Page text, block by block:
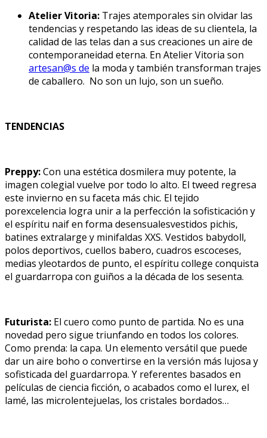
Atelier Vitoria: Trajes atemporales sin olvidar las
tendencias y respetando las ideas de su clientela, la
calidad de las telas dan a sus creaciones un aire de
contemporaneidad eterna. En Atelier Vitoria son
artesan@s de la moda y también transforman trajes
de caballero. No son un lujo, son un sueño.
TENDENCIAS
Preppy:Con una estética dosmilera muy potente, la
imagen colegial vuelve por todo lo alto. El tweed regresa
este invierno en su faceta más chic. El tejido
porexcelencia logra unir a la perfección la sofisticación y
el espíritu naif en forma desensualesvestidos pichis,
batines extralarge y minifaldas XXS. Vestidos babydoll,
polos deportivos, cuellos babero, cuadros escoceses,
medias yleotardos de punto, el espíritu college conquista
el guardarropa con guiños a la década de los sesenta.
Futurista: El cuero como punto de partida. No es una
novedad pero sigue triunfando en todos los colores.
Como prenda: la capa. Un elemento versátil que puede
dar un aire boho o convertirse en la versión más lujosa y
sofisticada del guardarropa. Y referentes basados en
películas de ciencia ficción, o acabados como el lurex, el
lamé, las microlentejuelas, los cristales bordados…